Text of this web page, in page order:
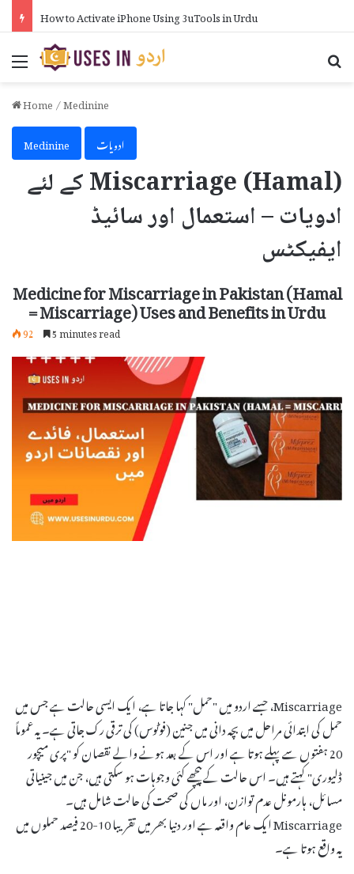
How to Activate iPhone Using 3uTools in Urdu
Menu
Home/Medinine
Medinine
ادویات
Miscarriage (Hamal) کے لئے
ادویات – استعمال اور سائیڈ
ایفیکٹس
Medicine for Miscarriage in Pakistan (Hamal
= Miscarriage) Uses and Benefits in Urdu
92 5 minutes read
Miscarriage، جسے اردو میں "حمل" کہا جاتا ہے، ایک ایسی حالت ہے جس میں
حمل کی ابتدائی مراحل میں بچہ دانی میں جنین (فوٹوس) کی ترقی رک جاتی ہے۔ یہ عموماً
20 ہفتوں سے پہلے ہوتا ہے اور اس کے بعد ہونے والے نقصان کو "پری میچور
ڈلیوری" کہتے ہیں۔ اس حالت کے پیچھے کئی وجوہات ہو سکتی ہیں، جن میں جینیاتی
مسائل، ہارمونل عدم توازن، اور ماں کی صحت کی حالت شامل ہیں۔
Miscarriage ایک عام واقعہ ہے اور دنیا بھر میں تقریبا 10-20 فیصد حملوں میں
یہ واقع ہوتا ہے۔